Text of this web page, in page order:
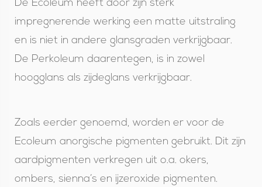
De Ecoleum heeft door zijn sterk
impregnerende werking een matte uitstraling
en is niet in andere glansgraden verkrijgbaar.
De Perkoleum daarentegen, is in zowel
hoogglans als zijdeglans verkrijgbaar.
Zoals eerder genoemd, worden er voor de
Ecoleum anorgische pigmenten gebruikt. Dit zijn
aardpigmenten verkregen uit o.a. okers,
ombers, sienna’s en ijzeroxide pigmenten.